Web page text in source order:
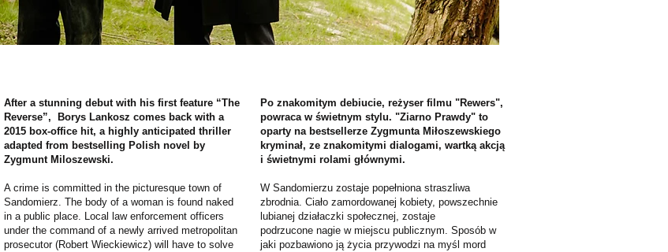
After a stunning debut with his first feature “The
Reverse”, Borys Lankosz comes back with a
2015 box-office hit, a highly anticipated thriller
adapted from bestselling Polish novel by
Zygmunt Miloszewski.
A crime is committed in the picturesque town of
Sandomierz. The body of a woman is found naked
in a public place. Local law enforcement officers
under the command of a newly arrived metropolitan
prosecutor (Robert Wieckiewicz) will have to solve
Po znakomitym debiucie, reżyser filmu "Rewers",
powraca w świetnym stylu. "Ziarno Prawdy" to
oparty na bestsellerze Zygmunta Miłoszewskiego
kryminał, ze znakomitymi dialogami, wartką akcją
i świetnymi rolami głównymi.
W Sandomierzu zostaje popełniona straszliwa
zbrodnia. Ciało zamordowanej kobiety, powszechnie
lubianej działaczki społecznej, zostaje
podrzucone nagie w miejscu publicznym. Sposób w
jaki pozbawiono ją życia przywodzi na myśl mord